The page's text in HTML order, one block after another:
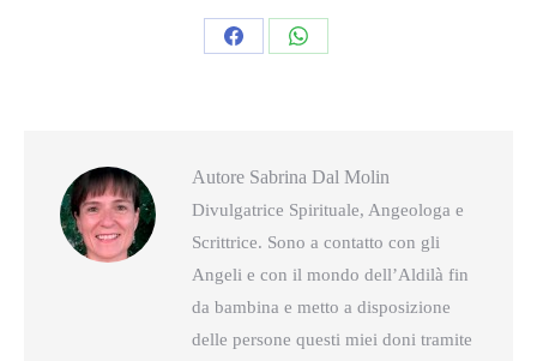
CondividiCondividi
Autore Sabrina Dal Molin
Divulgatrice Spirituale, Angeologa e
Scrittrice. Sono a contatto con gli
Angeli e con il mondo dell’Aldilà fin
da bambina e metto a disposizione
delle persone questi miei doni tramite